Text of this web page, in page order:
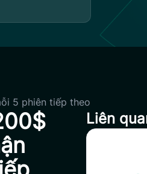
5 phiên tiếp theo
Liên